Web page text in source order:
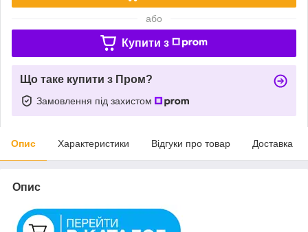
або
Купити з
Що таке купити з Пром?
Замовлення під захистом
Опис Характеристики Відгуки про товар Доставка
Опис